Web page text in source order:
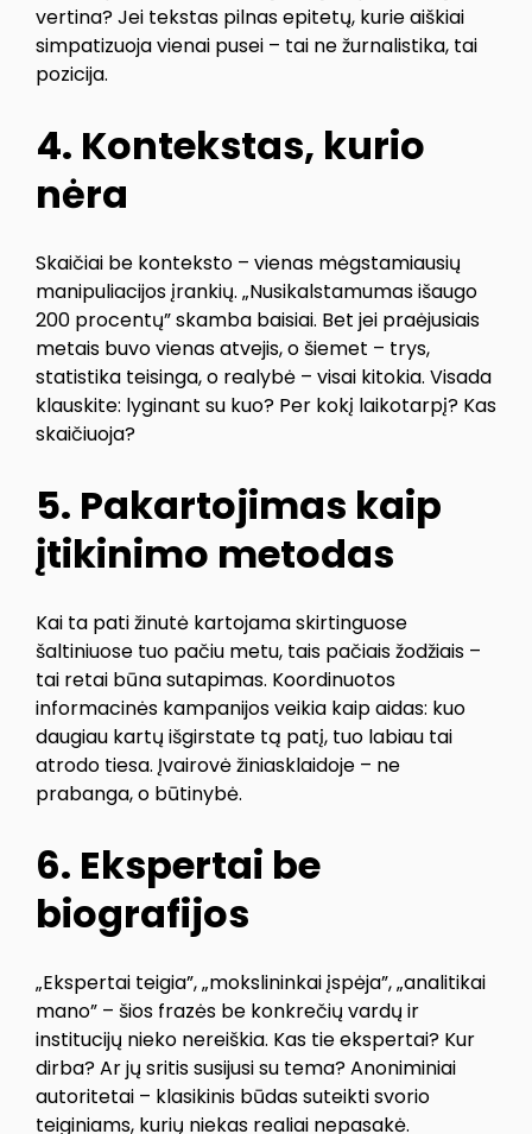
vertina? Jei tekstas pilnas epitetų, kurie aiškiai
simpatizuoja vienai pusei – tai ne žurnalistika, tai
pozicija.
4. Kontekstas, kurio
nėra
Skaičiai be konteksto – vienas mėgstamiausių
manipuliacijos įrankių. „Nusikalstamumas išaugo
200 procentų” skamba baisiai. Bet jei praėjusiais
metais buvo vienas atvejis, o šiemet – trys,
statistika teisinga, o realybė – visai kitokia. Visada
klauskite: lyginant su kuo? Per kokį laikotarpį? Kas
skaičiuoja?
5. Pakartojimas kaip
įtikinimo metodas
Kai ta pati žinutė kartojama skirtinguose
šaltiniuose tuo pačiu metu, tais pačiais žodžiais –
tai retai būna sutapimas. Koordinuotos
informacinės kampanijos veikia kaip aidas: kuo
daugiau kartų išgirstate tą patį, tuo labiau tai
atrodo tiesa. Įvairovė žiniasklaidoje – ne
prabanga, o būtinybė.
6. Ekspertai be
biografijos
„Ekspertai teigia”, „mokslininkai įspėja”, „analitikai
mano” – šios frazės be konkrečių vardų ir
institucijų nieko nereiškia. Kas tie ekspertai? Kur
dirba? Ar jų sritis susijusi su tema? Anoniminiai
autoritetai – klasikinis būdas suteikti svorio
teiginiams, kurių niekas realiai nepasakė.